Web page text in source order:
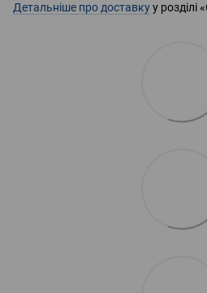
Детальніше про доставкуу розділі